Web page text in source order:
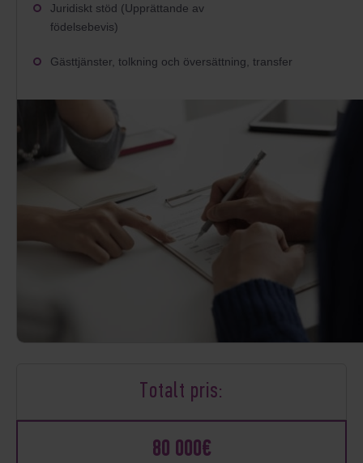
Juridiskt stöd (Upprättande av
Gästtjänster, tolkning och översättning, transfer
Totalt pris:
80 000€